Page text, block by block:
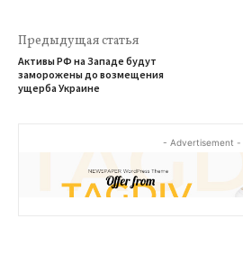
Предыдущая статья
Активы РФ на Западе будут
заморожены до возмещения
ущерба Украине
- Advertisement -